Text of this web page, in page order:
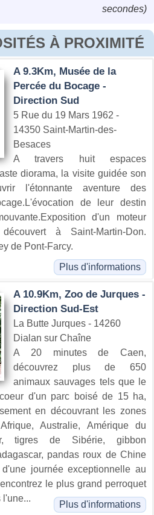
secondes)
À PROXIMITÉ
A 9.3Km, Musée de la
Percée du Bocage -
Direction Sud
5 Rue du 19 Mars 1962 -
14350 Saint-Martin-des-
Besaces
A travers huit espaces
diorama, la visite guidée son
l'étonnante aventure des
de leur destin
d'un moteur
à Saint-Martin-Don.
de Pont-Farcy.
Plus d'informations
A 10.9Km, Zoo de Jurques -
Direction Sud-Est
La Butte Jurques - 14260
Dialan sur Chaîne
A 20 minutes de Caen,
découvrez plus de 650
animaux sauvages tels que le
d'un parc boisé de 15 ha,
en découvrant les zones
Australie, Amérique du
tigres de Sibérie, gibbon
pandas roux de Chine
journée exceptionnelle au
le plus grand perroquet
l'une...
Plus d'informations